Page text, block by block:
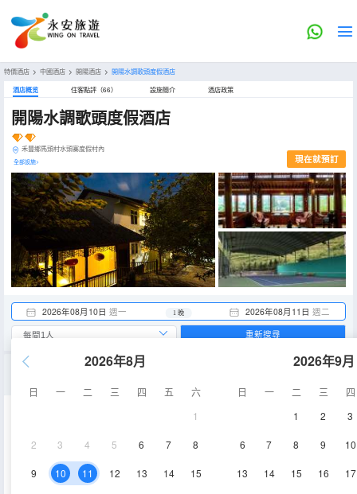
特價酒店 > 中國酒店 > 開陽酒店 > 開陽水調歌頭度假酒店
酒店概览 住客點評（66） 設施簡介 酒店政策
開陽水調歌頭度假酒店
禾豐鄉馬頭村水頭寨度假村內
全部設施> 現在就預訂
2026年08月10日 週一 2026年08月11日 週二
1 晚
2026年8月
日 一 二 三 四 五
六
1
2 3 4 5 6 7 8
9 10 11 12 13 14 15
2026年9月
日 一 二 三
四
1
2 3
6 7 8 9 10
13 14 15 16 17
重新搜尋
空調